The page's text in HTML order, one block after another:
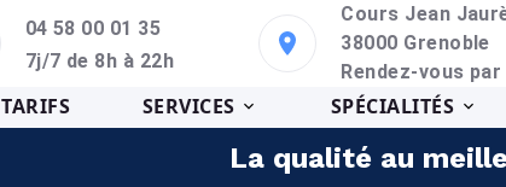
04 58 00 01 35
7j/7 de 8h à 22h
Cours Jean
38000 Grenoble
Rendez-vous
TARIFS SERVICES SPÉCIALITÉS
La qualité au